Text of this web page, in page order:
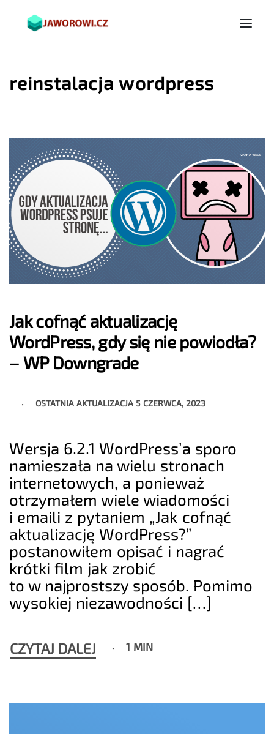
reinstalacja wordpress
Jak cofnąć aktualizację
WordPress, gdy się nie powiodła?
– WP Downgrade
OSTATNIA AKTUALIZACJA 5 CZERWCA, 2023
Wersja 6.2.1 WordPress’a sporo
namieszała na wielu stronach
internetowych, a ponieważ
otrzymałem wiele wiadomości
i emaili z pytaniem „Jak cofnąć
aktualizację WordPress?”
postanowiłem opisać i nagrać
krótki film jak zrobić
to w najprostszy sposób. Pomimo
wysokiej niezawodności […]
CZYTAJ DALEJ 1 MIN